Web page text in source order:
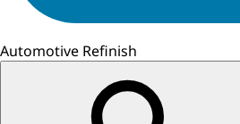
Automotive Refinish